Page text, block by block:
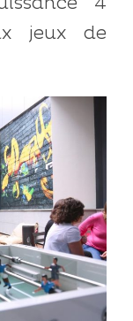
jeux de